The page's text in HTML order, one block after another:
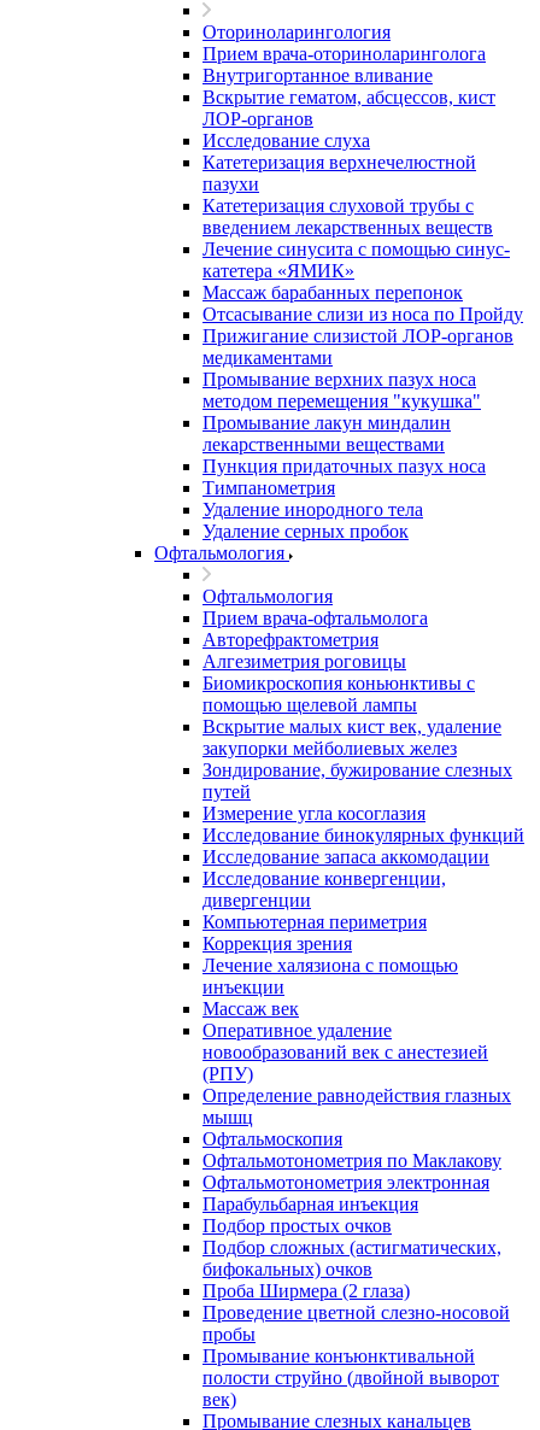
Оториноларингология
Прием врача-оториноларинголога
Внутригортанное вливание
Вскрытие гематом, абсцессов, кист
ЛОР-органов
Исследование слуха
Катетеризация верхнечелюстной
пазухи
Катетеризация слуховой трубы с
введением лекарственных веществ
Лечение синусита с помощью синус-
катетера «ЯМИК»
Массаж барабанных перепонок
Отсасывание слизи из носа по Пройду
Прижигание слизистой ЛОР-органов
медикаментами
Промывание верхних пазух носа
методом перемещения "кукушка"
Промывание лакун миндалин
лекарственными веществами
Пункция придаточных пазух носа
Тимпанометрия
Удаление инородного тела
Удаление серных пробок
Офтальмология
Офтальмология
Прием врача-офтальмолога
Авторефрактометрия
Алгезиметрия роговицы
Биомикроскопия коньюнктивы с
помощью щелевой лампы
Вскрытие малых кист век, удаление
закупорки мейболиевых желез
Зондирование, бужирование слезных
путей
Измерение угла косоглазия
Исследование бинокулярных функций
Исследование запаса аккомодации
Исследование конвергенции,
дивергенции
Компьютерная периметрия
Коррекция зрения
Лечение халязиона с помощью
инъекции
Массаж век
Оперативное удаление
новообразований век с анестезией
(РПУ)
Определение равнодействия глазных
мышц
Офтальмоскопия
Офтальмотонометрия по Маклакову
Офтальмотонометрия электронная
Парабульбарная инъекция
Подбор простых очков
Подбор сложных (астигматических,
бифокальных) очков
Проба Ширмера (2 глаза)
Проведение цветной слезно-носовой
пробы
Промывание конъюнктивальной
полости струйно (двойной выворот
век)
Промывание слезных канальцев